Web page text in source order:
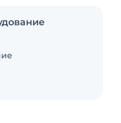
- навигационное